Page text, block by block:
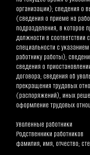
организации); сведения о
(сведения о приеме на
подразделения, в которое
должности в
специальности с
работнику работы);
сведения о
договора; сведения об
прекращения трудовых
(распоряжений), иных
оформление трудовых
Уволенные работники
Родственники работников
фамилия, имя, отчество;